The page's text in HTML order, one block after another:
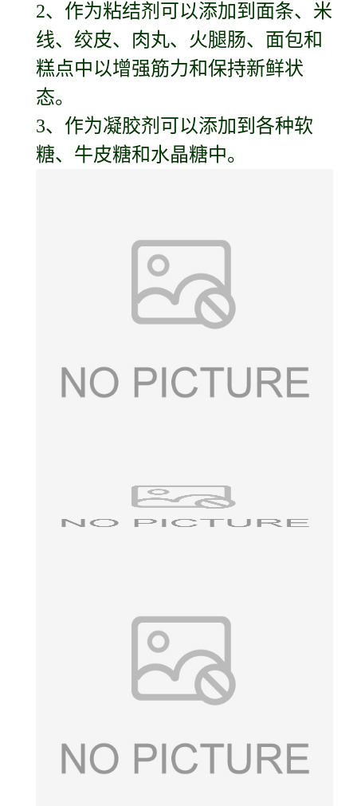
2、作为粘结剂可以添加到面条、米
线、绞皮、肉丸、火腿肠、面包和
糕点中以增强筋力和保持新鲜状
态。
3、作为凝胶剂可以添加到各种软
糖、牛皮糖和水晶糖中。